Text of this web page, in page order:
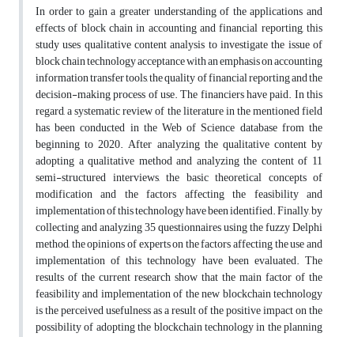
In order to gain a greater understanding of the applications and
effects of block chain in accounting and financial reporting, this
study uses qualitative content analysis to investigate the issue of
block chain technology acceptance with an emphasis on accounting
information transfer tools, the quality of financial reporting and the
decision-making process of use. The financiers have paid. In this
regard, a systematic review of the literature in the mentioned field
has been conducted in the Web of Science database from the
beginning to 2020. After analyzing the qualitative content by
adopting a qualitative method and analyzing the content of 11
semi-structured interviews, the basic theoretical concepts of
modification and the factors affecting the feasibility and
implementation of this technology have been identified. Finally, by
collecting and analyzing 35 questionnaires using the fuzzy Delphi
method, the opinions of experts on the factors affecting the use and
implementation of this technology have been evaluated. The
results of the current research show that the main factor of the
feasibility and implementation of the new blockchain technology
is the perceived usefulness as a result of the positive impact on the
possibility of adopting the blockchain technology in the planning